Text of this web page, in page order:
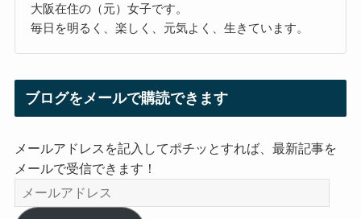
大阪在住の（元）女子です。
毎日を明るく、楽しく、元気よく、生きています。
ブログをメールで購読できます
メールアドレスを記入してポチッとすれば、最新記事を
メールで受信できます！
メ
ー